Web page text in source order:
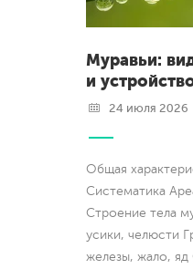
Муравьи:
и
24 июля 2026
Общая
Систематика
Строение тела
усики, челюсти
железы, жало, яд